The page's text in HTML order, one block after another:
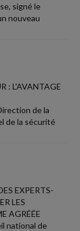
signé le
nouveau
: L'AVANTAGE
de la
de la sécurité
EXPERTS-
LES
AGRÉÉE
national de